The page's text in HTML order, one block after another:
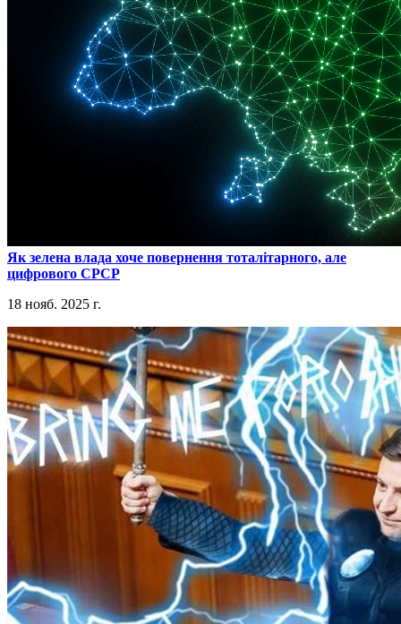
​Як зелена влада хоче повернення тоталітарного, але
цифрового СРСР
18 нояб. 2025 г.